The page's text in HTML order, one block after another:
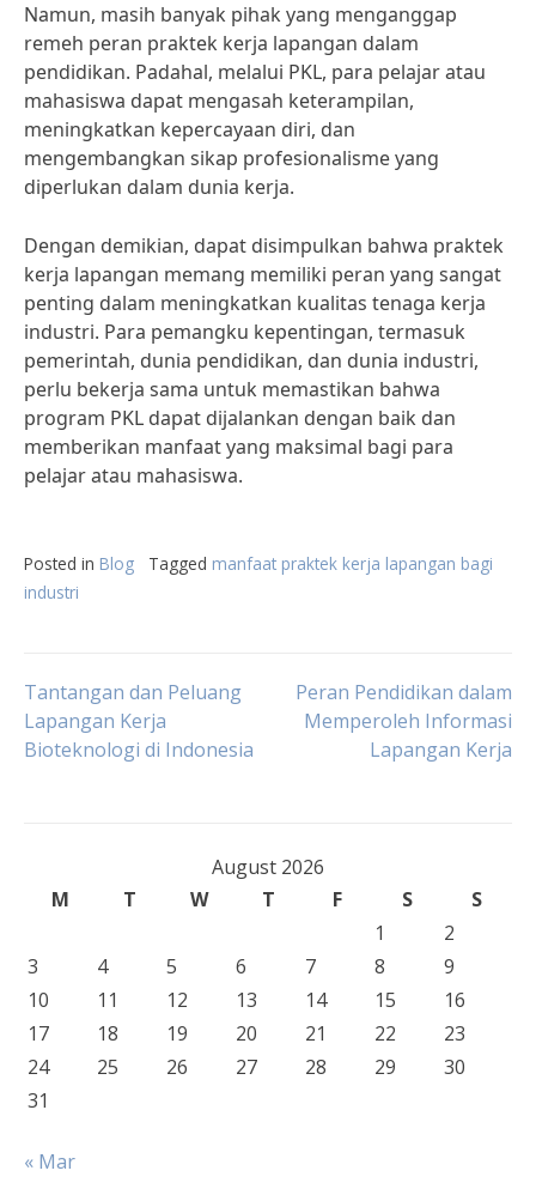
Namun, masih banyak pihak yang menganggap
remeh peran praktek kerja lapangan dalam
pendidikan. Padahal, melalui PKL, para pelajar atau
mahasiswa dapat mengasah keterampilan,
meningkatkan kepercayaan diri, dan
mengembangkan sikap profesionalisme yang
diperlukan dalam dunia kerja.
Dengan demikian, dapat disimpulkan bahwa praktek
kerja lapangan memang memiliki peran yang sangat
penting dalam meningkatkan kualitas tenaga kerja
industri. Para pemangku kepentingan, termasuk
pemerintah, dunia pendidikan, dan dunia industri,
perlu bekerja sama untuk memastikan bahwa
program PKL dapat dijalankan dengan baik dan
memberikan manfaat yang maksimal bagi para
pelajar atau mahasiswa.
Posted in Blog Tagged manfaat praktek kerja lapangan bagi
industri
Post
navigation
Tantangan dan Peluang
Lapangan Kerja
Bioteknologi di Indonesia
Peran Pendidikan dalam
Memperoleh Informasi
Lapangan Kerja
August 2026
M
T W T F S
S
1
2
3
4 5 6 7 8
9
10
11 12 13 14 15
16
17
18 19 20 21 22
23
24
25 26 27 28 29
30
31
« Mar